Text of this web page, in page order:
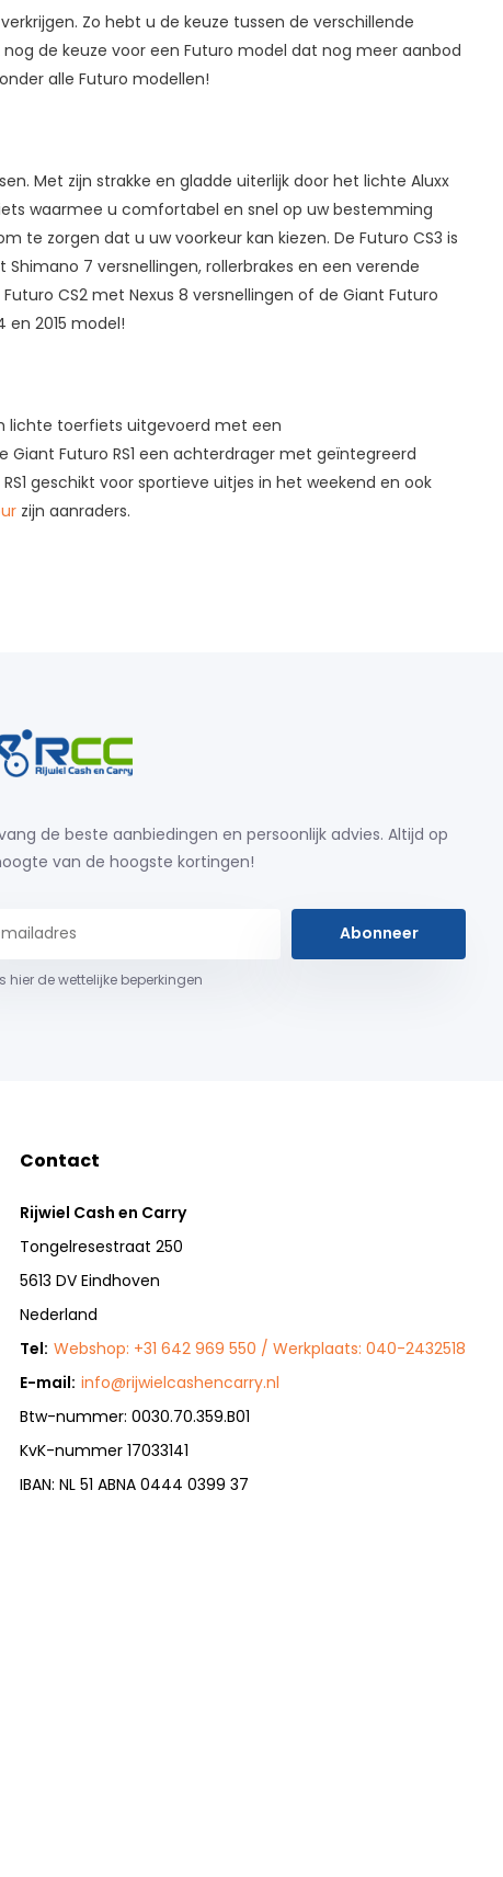
Zo hebt u de keuze tussen de verschillende
de keuze voor een Futuro model dat nog meer aanbod
alle Futuro modellen!
Met zijn strakke en gladde uiterlijk door het lichte Aluxx
waarmee u comfortabel en snel op uw bestemming
te zorgen dat u uw voorkeur kan kiezen. De Futuro CS3 is
7 versnellingen, rollerbrakes en een verende
CS2 met Nexus 8 versnellingen of de Giant Futuro
en 2015 model!
lichte toerfiets uitgevoerd met een
Futuro RS1 een achterdrager met geïntegreerd
geschikt voor sportieve uitjes in het weekend en ook
zijn aanraders.
de beste aanbiedingen en persoonlijk advies. Altijd op
van de hoogste kortingen!
Abonneer
hier de wettelijke beperkingen
Contact
Rijwiel Cash en Carry
Tongelresestraat 250
5613 DV Eindhoven
Nederland
Tel: Webshop: +31 642 969 550 / Werkplaats: 040-2432518
E-mail: info@rijwielcashencarry.nl
Btw-nummer: 0030.70.359.B01
KvK-nummer 17033141
IBAN: NL 51 ABNA 0444 0399 37